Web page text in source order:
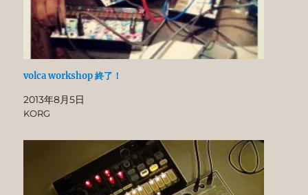
volca workshop 終了！
2013年8月5日
KORG